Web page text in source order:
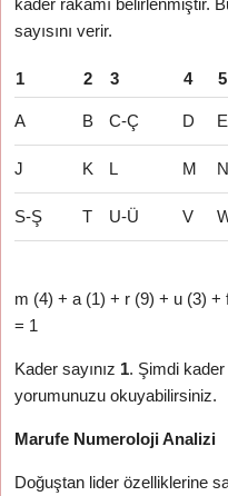
kader rakamı belirlenmiştir.
sayısını verir.
1 2 3 4 5
A B C-Ç D E
J K L M N
S-Ş T U-Ü V
m (4) + a (1) + r (9) + u (3)
= 1
Kader sayınız 1. Şimdi kader
yorumunuzu okuyabilirsiniz.
Marufe Numeroloji Analizi
Doğuştan lider özelliklerine